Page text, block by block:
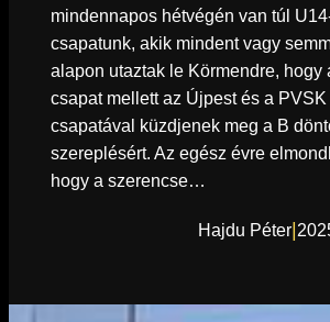
mindennapos hétvégén van túl
csapatunk, akik mindent vagy
alapon utaztak le Körmendre, hogy
csapat mellett az Újpest és a PVSK
csapatával küzdjenek meg a B
szereplésért. Az egész évre
hogy a szerencse…
Hajdu Péter